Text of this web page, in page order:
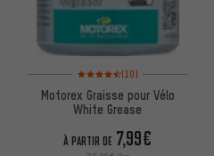
Note moyenne : 4,5 sur 5
(10)
Motorex Graisse pour Vélo
White Grease
À PARTIR DE 7,99€